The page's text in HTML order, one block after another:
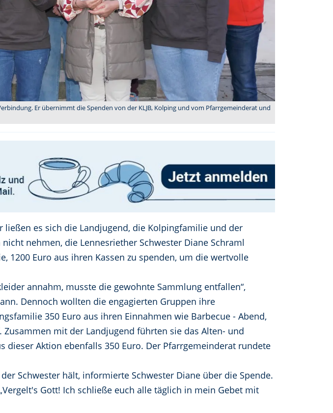
Er übernimmt die Spenden von der KLJB, Kolping und vom Pfarrgemeinderat und
es sich die Landjugend, die Kolpingfamilie und der
nehmen, die Lennesriether Schwester Diane Schraml
1200 Euro aus ihren Kassen zu spenden, um die wertvolle
annahm, musste die gewohnte Sammlung entfallen“,
Dennoch wollten die engagierten Gruppen ihre
350 Euro aus ihren Einnahmen wie Barbecue - Abend,
mit der Landjugend führten sie das Alten- und
dieser Aktion ebenfalls 350 Euro. Der Pfarrgemeinderat rundete
Schwester hält, informierte Schwester Diane über die Spende.
Gott! Ich schließe euch alle täglich in mein Gebet mit